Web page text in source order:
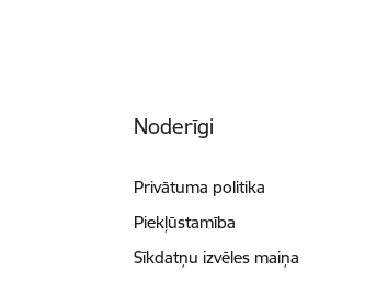
Noderīgi
Privātuma politika
Piekļūstamība
Sīkdatņu izvēles maiņa